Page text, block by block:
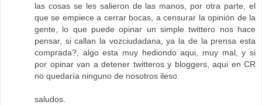
las cosas se les salieron de las manos, por otra parte, el
que se empiece a cerrar bocas, a censurar la opinión de la
gente, lo que puede opinar un simple twittero nos hace
pensar, si callan la vozciudadana, ya la de la prensa esta
comprada?, algo esta muy hediondo aqui, muy mal, y si
por opinar van a detener twitteros y bloggers, aqui en CR
no quedaría ninguno de nosotros ileso.
saludos.